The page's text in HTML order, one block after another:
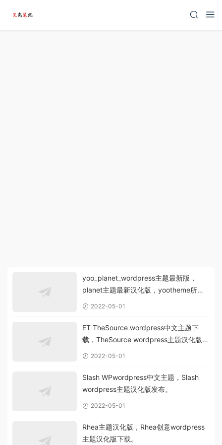
yoo_planet_wordpress主题最新版，
planet主题最新汉化版，yootheme所有
主题汉化版。
2022-05-01
ET TheSource wordpress中文主题下
载，TheSource wordpress主题汉化版下
载。
2022-05-01
Slash WPwordpress中文主题，Slash
wordpress主题汉化版发布。
2022-05-01
Rhea主题汉化版，Rhea创意wordpress
主题汉化版下载。